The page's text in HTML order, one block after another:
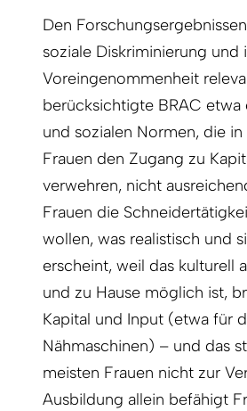
Den
soziale Diskriminierung und
Voreingenommenheit
berücksichtigte BRAC etwa
und sozialen Normen, die in
Frauen den Zugang zu
verwehren, nicht
Frauen die
wollen, was realistisch und
erscheint, weil das kulturell
und zu Hause möglich ist,
Kapital und Input (etwa für
Nähmaschinen) – und das
meisten Frauen nicht zur
Ausbildung allein befähigt